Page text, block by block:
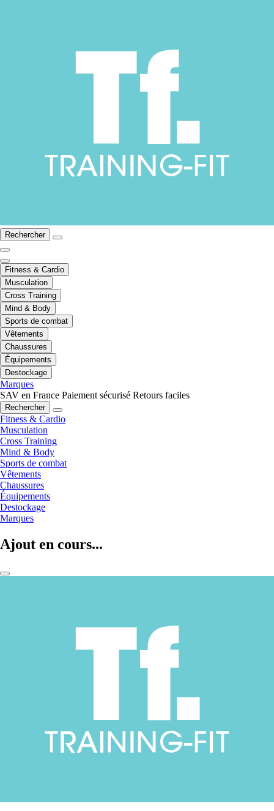
Rechercher
Fitness & Cardio
Musculation
Cross Training
Mind & Body
Sports de combat
Vêtements
Chaussures
Équipements
Destockage
Marques
SAV en France Paiement sécurisé Retours faciles
Rechercher
Fitness & Cardio
Musculation
Cross Training
Mind & Body
Sports de combat
Vêtements
Chaussures
Équipements
Destockage
Marques
Ajout en cours...